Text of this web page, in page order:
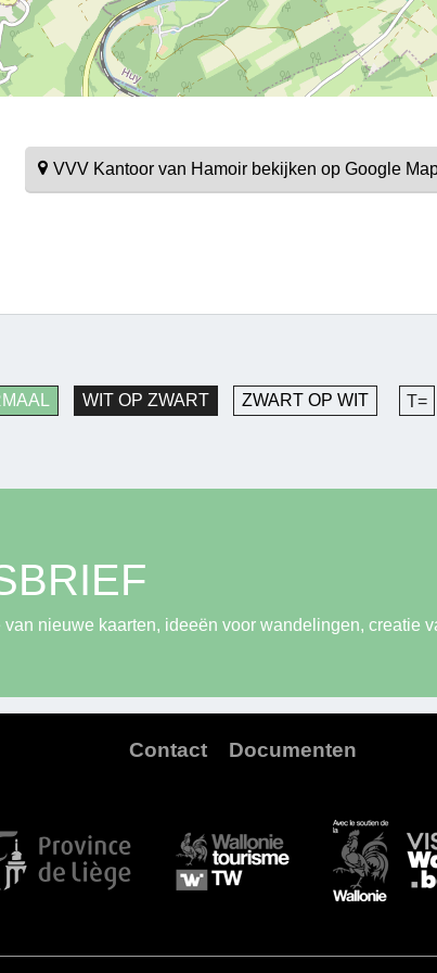
VVV Kantoor van Hamoir bekijken op Google
WIT OP ZWART ZWART OP WIT T=
nieuwe kaarten, ideeën voor wandelingen, creatie
Contact Documenten